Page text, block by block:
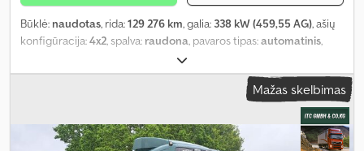
Būklė: naudotas, rida:129 276 km, galia: 338 kW (459,55 AG), ašių
konfigūracija:4x2, spalva: raudona, pavaros tipas:automatinis,
, bendras ilgis:
2 550 mm, bendras aukštis:3 480 mm, Gamybos metai:2024,
ABS, centrinis užraktas, diferencialo užraktas, elektrinis
langų reguliavimas, elektriškai reguliuojamas veidrodis, oro
kondicionavimas,
Mažas skelbimas